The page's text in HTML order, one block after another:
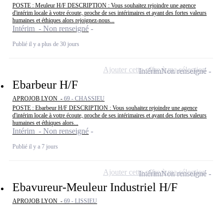
POSTE : Meuleur H/F DESCRIPTION : Vous souhaitez rejoindre une agence
d'intérim locale à votre écoute, proche de ses intérimaires et ayant des fortes valeurs
humaines et éthiques alors rejoignez-nous...
Intérim - Non renseigné
Publié il y a plus de 30 jours
Ebarbeur H/F
APROJOB LYON - 69 - CHASSIEU
POSTE : Ebarbeur H/F DESCRIPTION : Vous souhaitez rejoindre une agence
d'intérim locale à votre écoute, proche de ses intérimaires et ayant des fortes valeurs
humaines et éthiques alors...
Intérim - Non renseigné
Publié il y a 7 jours
IntérimNon renseigné
Ajouter cette offre à ma sélection
Ebavureur-Meuleur Industriel H/F
APROJOB LYON - 69 - LISSIEU
IntérimNon renseigné
Ajouter cette offre à ma sélection